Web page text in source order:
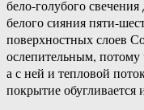
бело-голубого
белого сияния пяти-
поверхностных слоев
ослепительным, потому
а с ней и тепловой
покрытие обугливается